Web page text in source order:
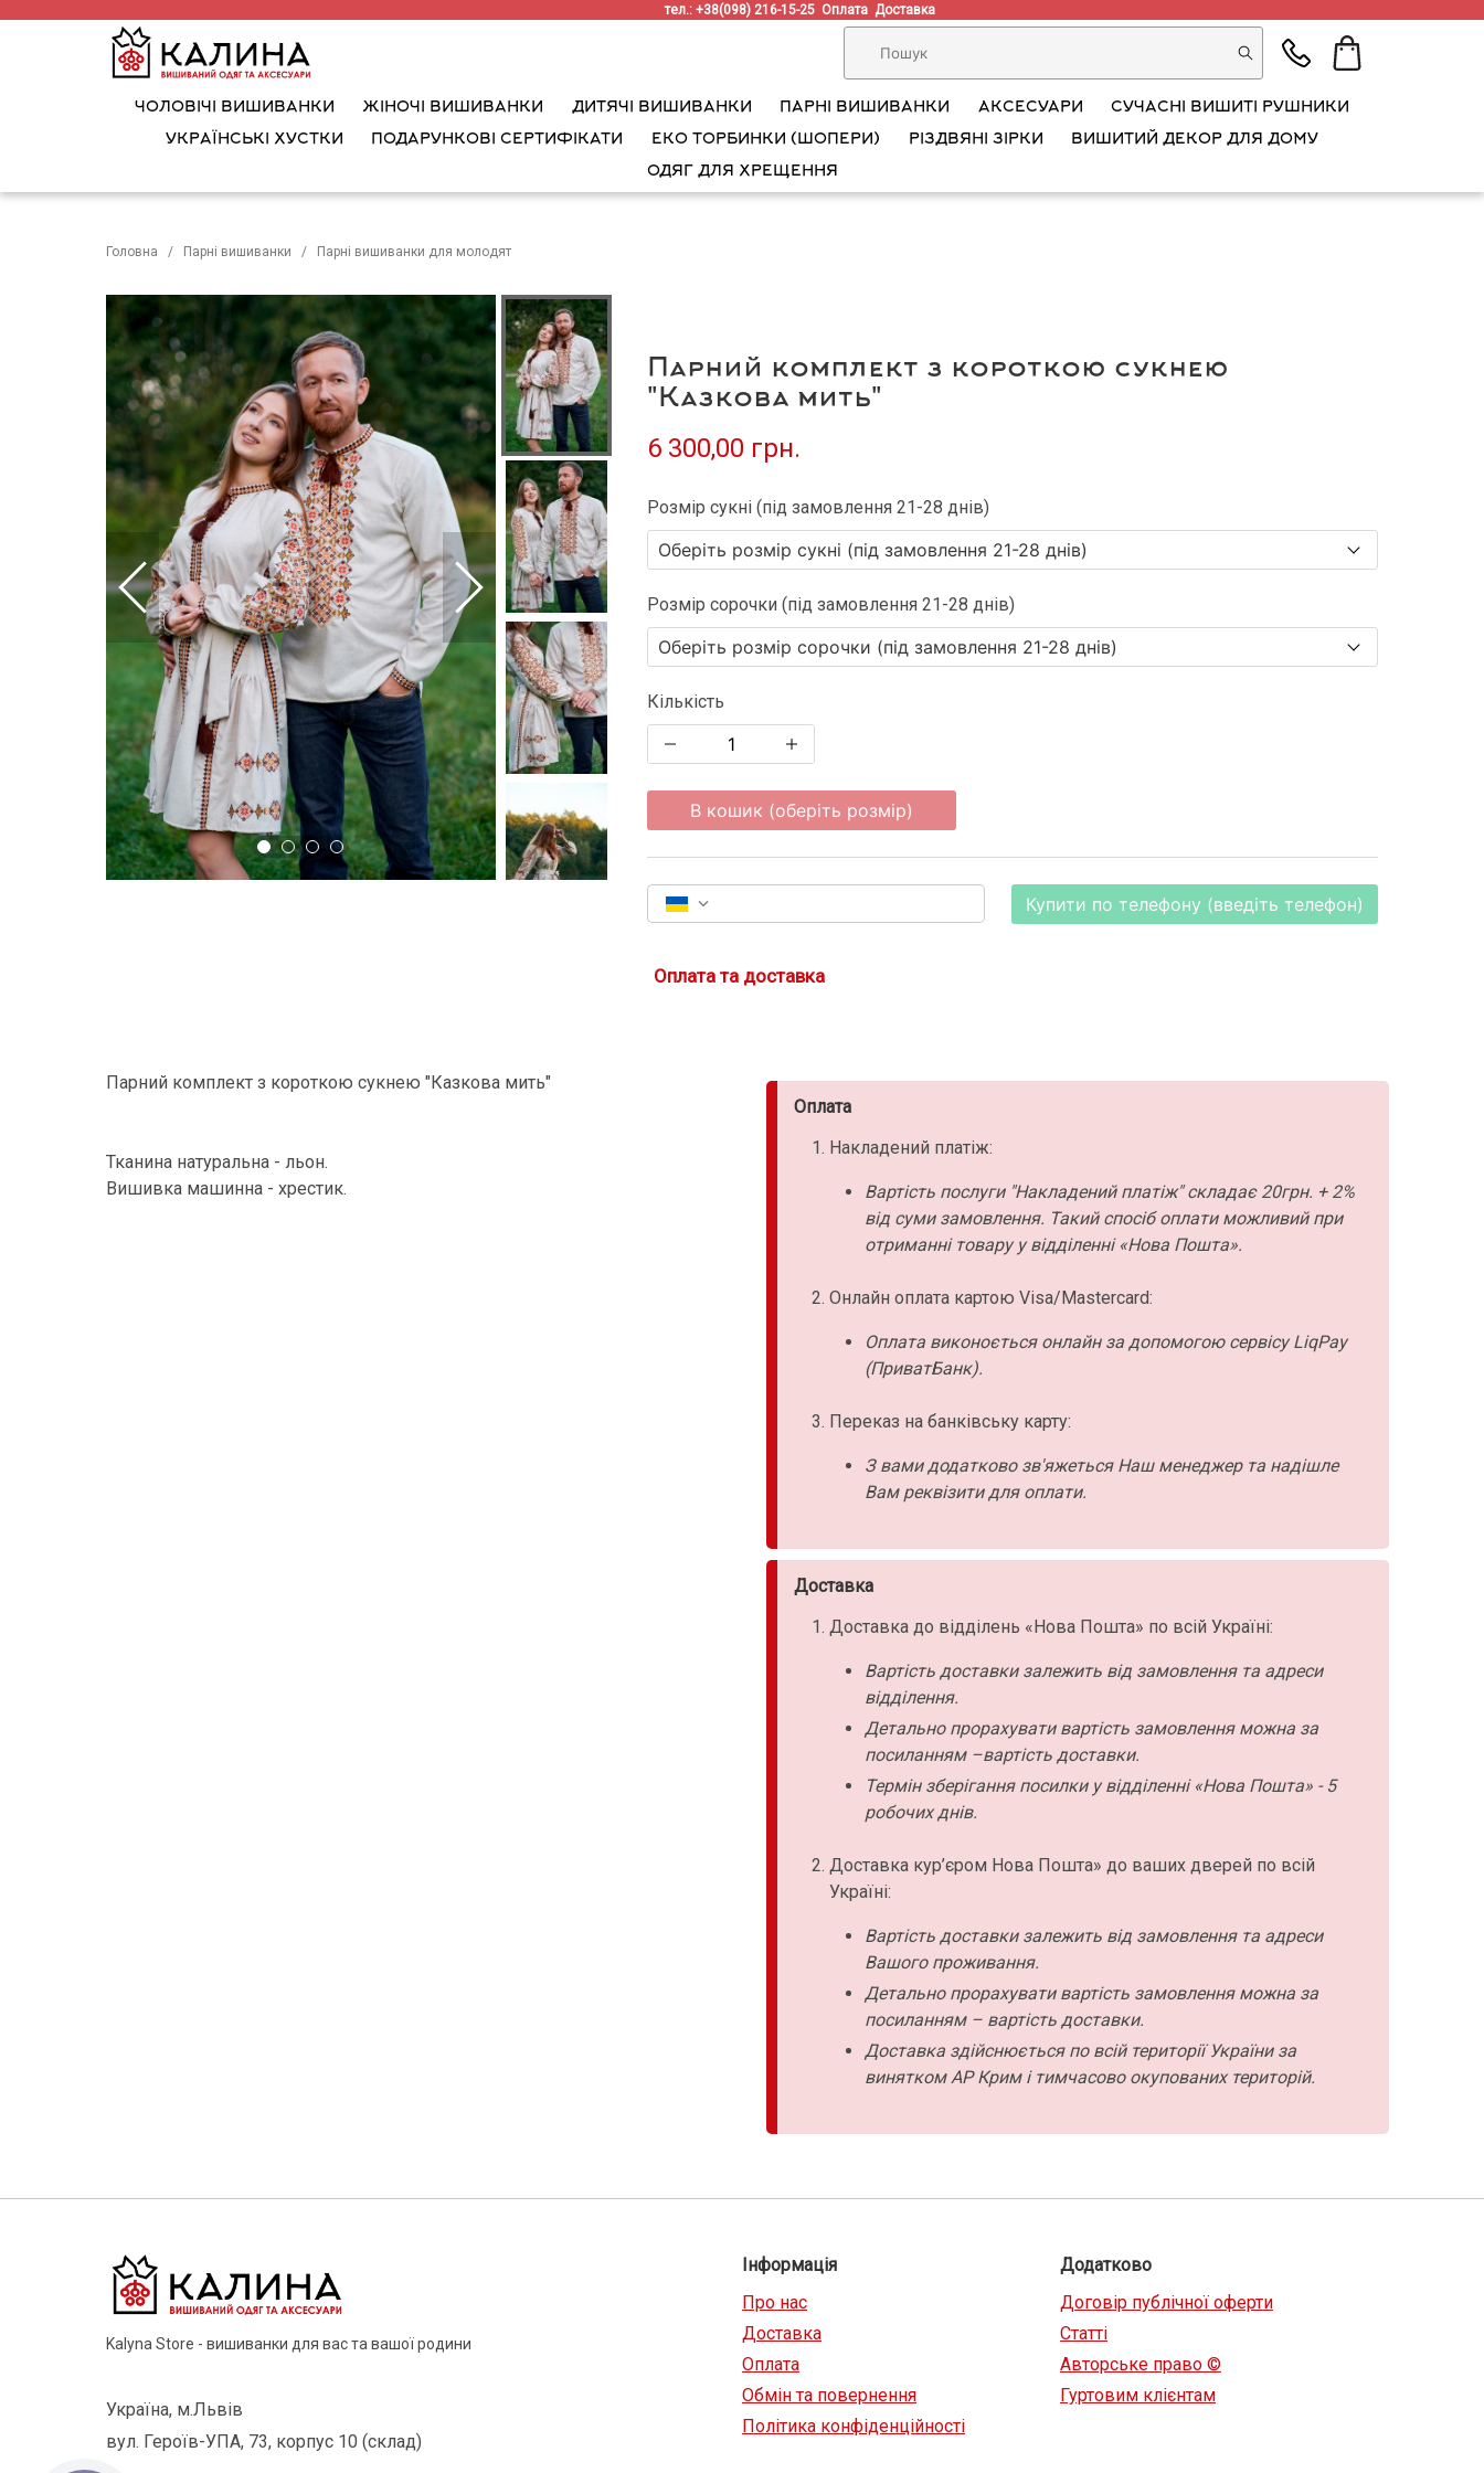
тел.: +38(098) 216-15-25 Оплата Доставка
ЧОЛОВІЧІ ВИШИВАНКИ ЖІНОЧІ ВИШИВАНКИ ДИТЯЧІ ВИШИВАНКИ ПАРНІ ВИШИВАНКИ АКСЕСУАРИ
СУЧАСНІ ВИШИТІ РУШНИКИ
УКРАЇНСЬКІ ХУСТКИ
ПОДАРУНКОВІ СЕРТИФІКАТИ ЕКО ТОРБИНКИ (ШОПЕРИ) РІЗДВЯНІ ЗІРКИ
ВИШИТИЙ ДЕКОР ДЛЯ ДОМУ
ОДЯГ ДЛЯ ХРЕЩЕННЯ
Головна Парні вишиванки Парні вишиванки для молодят
Парний комплект з короткою сукнею
"Казкова мить"
6 300,00 грн.
Розмір сукні (під замовлення 21-28 днів)
Розмір сорочки (під замовлення 21-28 днів)
Кількість
В кошик (оберіть розмір)
Купити по телефону (введіть телефон)
Оплата та доставка
Парний комплект з короткою сукнею "Казкова мить"
Тканина натуральна - льон.
Вишивка машинна - хрестик.
Оплата
Накладений платіж:
Вартість послуги "Накладений платіж" складає 20грн. + 2%
від суми замовлення. Такий спосіб оплати можливий при
отриманні товару у відділенні «Нова Пошта».
Онлайн оплата картою Visa/Mastercard:
Оплата виконоється онлайн за допомогою сервісу LiqPay
(ПриватБанк).
Переказ на банківську карту:
З вами додатково зв'яжеться Наш менеджер та надішле
Вам реквізити для оплати.
Доставка
Доставка до відділень «Нова Пошта» по всій Україні:
Вартість доставки залежить від замовлення та адреси
відділення.
Детально прорахувати вартість замовлення можна за
посиланням –вартість доставки.
Термін зберігання посилки у відділенні «Нова Пошта» - 5
робочих днів.
Доставка кур’єром Нова Пошта» до ваших дверей по всій
Україні:
Вартість доставки залежить від замовлення та адреси
Вашого проживання.
Детально прорахувати вартість замовлення можна за
посиланням – вартість доставки.
Доставка здійснюється по всій території України за
винятком АР Крим і тимчасово окупованих територій.
Kalyna Store - вишиванки для вас та вашої родини
Україна, м.Львів
вул. Героїв-УПА, 73, корпус 10 (склад)
Інформація
Про нас
Доставка
Оплата
Обмін та повернення
Політика конфіденційності
Додатково
Договір публічної оферти
Статті
Авторське право ©
Гуртовим клієнтам